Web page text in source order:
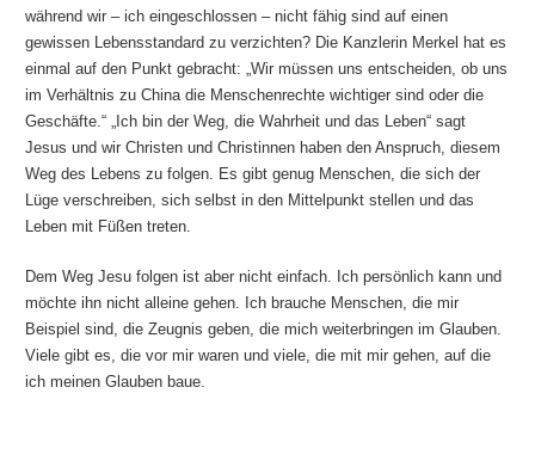
während wir – ich eingeschlossen – nicht fähig sind auf einen
gewissen Lebensstandard zu verzichten? Die Kanzlerin Merkel hat es
einmal auf den Punkt gebracht: „Wir müssen uns entscheiden, ob uns
im Verhältnis zu China die Menschenrechte wichtiger sind oder die
Geschäfte.“ „Ich bin der Weg, die Wahrheit und das Leben“ sagt
Jesus und wir Christen und Christinnen haben den Anspruch, diesem
Weg des Lebens zu folgen. Es gibt genug Menschen, die sich der
Lüge verschreiben, sich selbst in den Mittelpunkt stellen und das
Leben mit Füßen treten.
Dem Weg Jesu folgen ist aber nicht einfach. Ich persönlich kann und
möchte ihn nicht alleine gehen. Ich brauche Menschen, die mir
Beispiel sind, die Zeugnis geben, die mich weiterbringen im Glauben.
Viele gibt es, die vor mir waren und viele, die mit mir gehen, auf die
ich meinen Glauben baue.